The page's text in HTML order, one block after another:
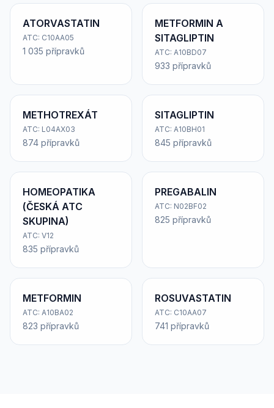
ATORVASTATIN
ATC: C10AA05
1 035 přípravků
METFORMIN A
SITAGLIPTIN
ATC: A10BD07
933 přípravků
METHOTREXÁT
ATC: L04AX03
874 přípravků
SITAGLIPTIN
ATC: A10BH01
845 přípravků
HOMEOPATIKA
(ČESKÁ ATC
SKUPINA)
ATC: V12
835 přípravků
PREGABALIN
ATC: N02BF02
825 přípravků
METFORMIN
ATC: A10BA02
823 přípravků
ROSUVASTATIN
ATC: C10AA07
741 přípravků